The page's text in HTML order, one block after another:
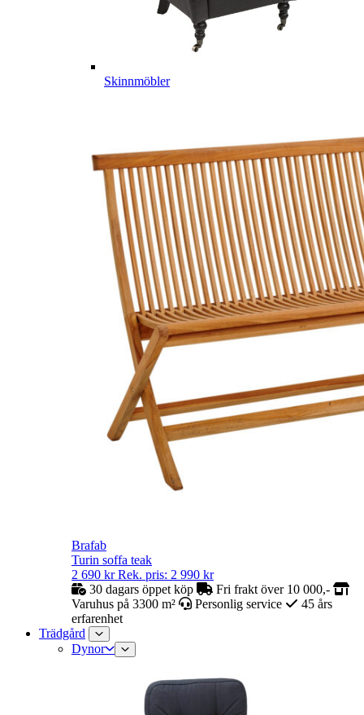
Skinnmöbler
Brafab
Turin soffa teak
2 690 kr Rek. pris: 2 990 kr
30 dagars öppet köp
Fri frakt över 10 000,-
Varuhus på 3300 m²
Personlig service
45 års
erfarenhet
Trädgård
Dynor